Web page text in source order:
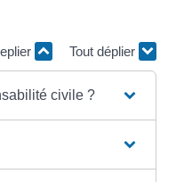
Tout déplier
civile ?